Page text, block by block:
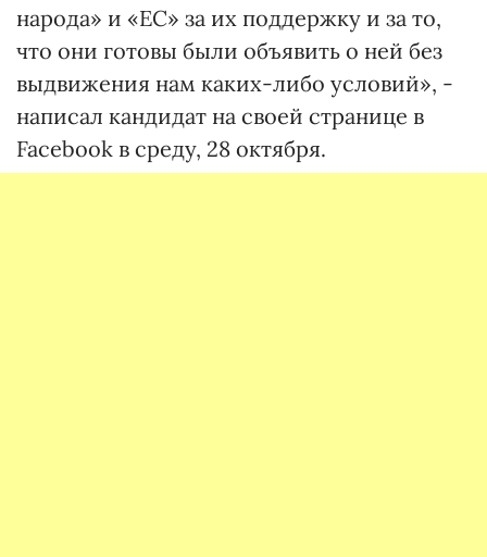
народа» и «ЕС» за их поддержку и за то,
что они готовы были объявить о ней без
выдвижения нам каких-либо условий», -
написал кандидат на своей странице в
Facebook в среду, 28 октября.